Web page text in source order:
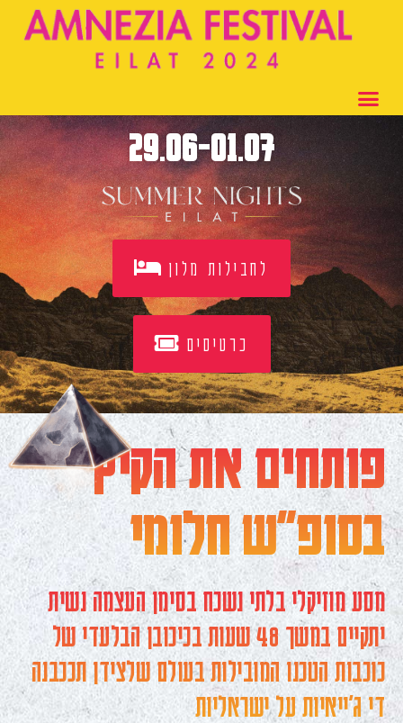
דף הבית
29.06-01.07
לחבילות מלון
כרטיסים
פותחים את הקיץ
בסופ״ש חלומי
מסע מוזיקלי בלתי נשכח בסימן העצמה נשית
יתקיים במשך 48 שעות בכיכובן הבלעדי של
כוכבות הטכנו המובילות בעולם שלצידן תככבנה
די ג'ייאיות על ישראליות